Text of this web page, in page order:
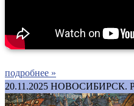
подробнее »
20.11.2025 НОВОСИБИРСК.